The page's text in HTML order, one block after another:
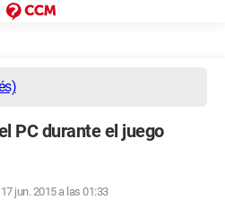
PC durante el juego
jun. 2015 a las 01:33